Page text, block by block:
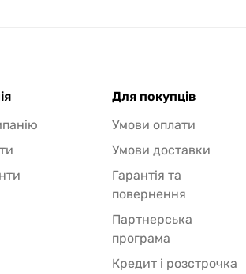
Для покупців
Умови оплати
Умови доставки
Гарантія та
повернення
Партнерська
програма
Кредит і розстрочка